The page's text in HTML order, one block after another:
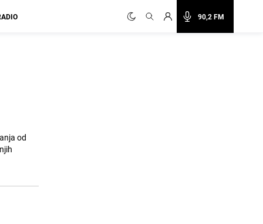
90,2 FM
od